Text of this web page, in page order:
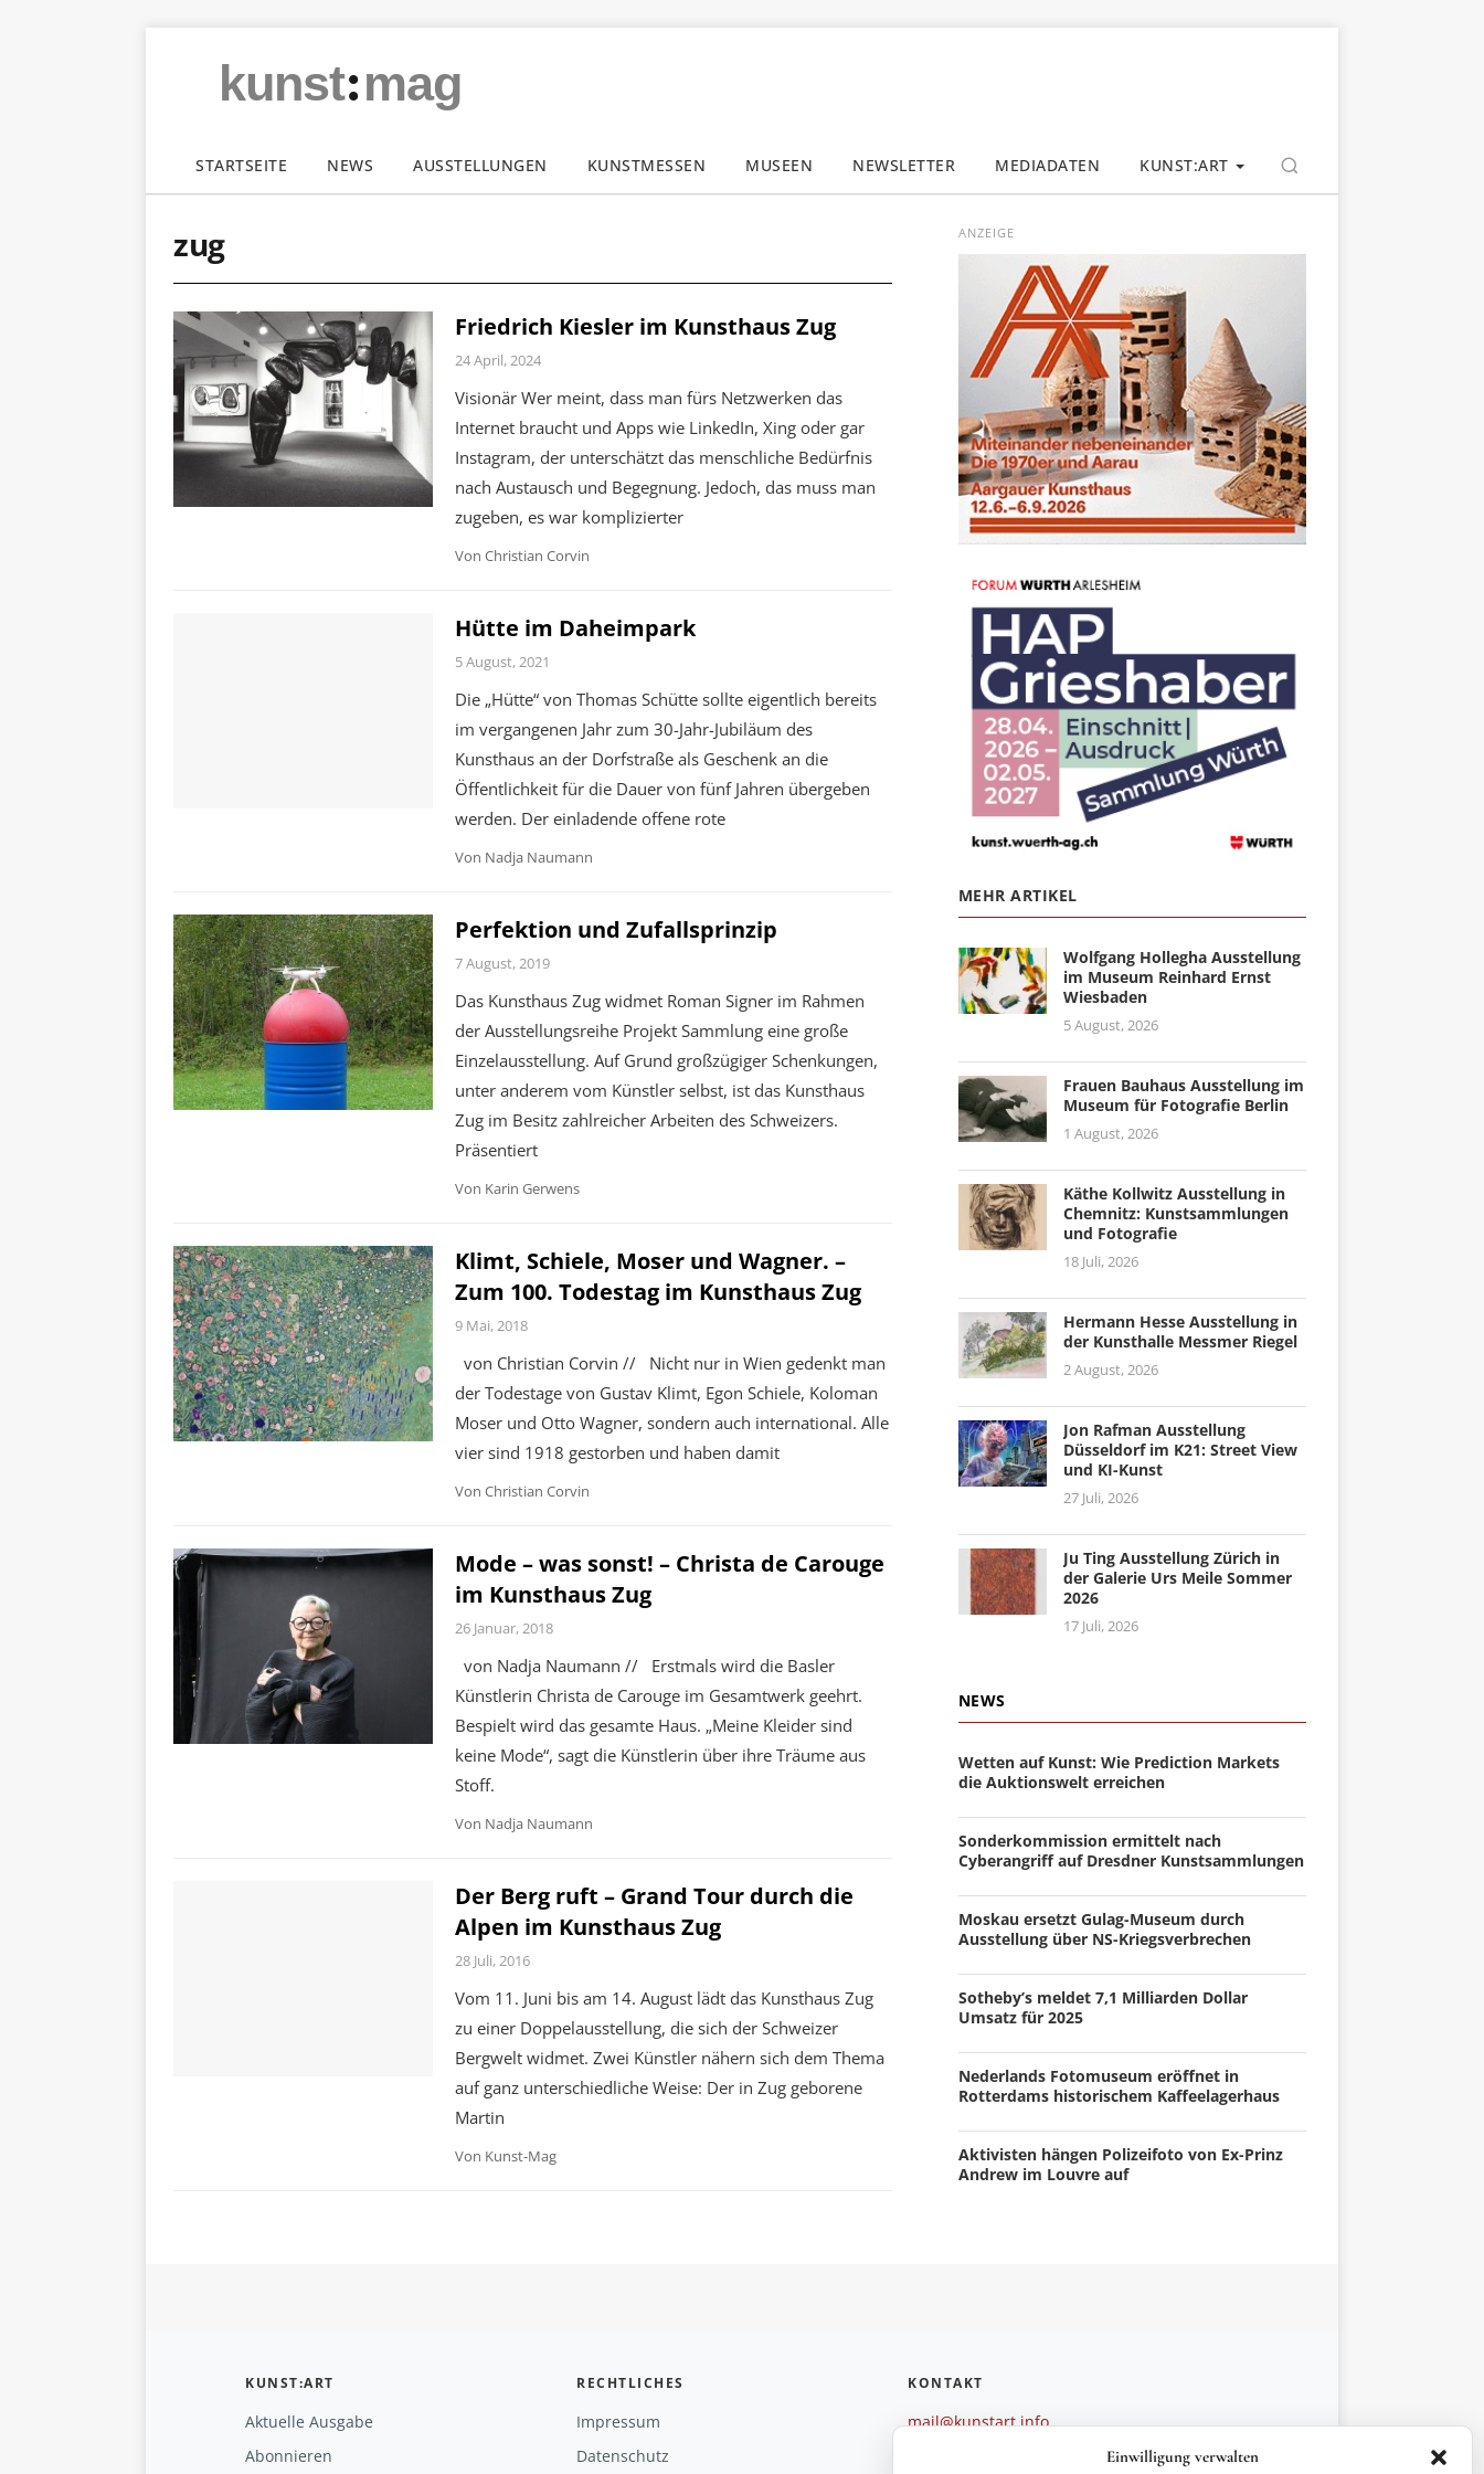
Einwilligung verwalten
kunst:mag
STARTSEITE NEWS AUSSTELLUNGEN KUNSTMESSEN MUSEEN NEWSLETTER MEDIADATEN KUNST:ART
zug
Friedrich Kiesler im Kunsthaus Zug
24 April, 2024
Visionär Wer meint, dass man fürs Netzwerken das
Internet braucht und Apps wie LinkedIn, Xing oder gar
Instagram, der unterschätzt das menschliche Bedürfnis
nach Austausch und Begegnung. Jedoch, das muss man
zugeben, es war komplizierter
Von Christian Corvin
Hütte im Daheimpark
5 August, 2021
Die „Hütte“ von Thomas Schütte sollte eigentlich bereits
im vergangenen Jahr zum 30-Jahr-Jubiläum des
Kunsthaus an der Dorfstraße als Geschenk an die
Öffentlichkeit für die Dauer von fünf Jahren übergeben
werden. Der einladende offene rote
Von Nadja Naumann
Perfektion und Zufallsprinzip
7 August, 2019
Das Kunsthaus Zug widmet Roman Signer im Rahmen
der Ausstellungsreihe Projekt Sammlung eine große
Einzelausstellung. Auf Grund großzügiger Schenkungen,
unter anderem vom Künstler selbst, ist das Kunsthaus
Zug im Besitz zahlreicher Arbeiten des Schweizers.
Präsentiert
Von Karin Gerwens
Klimt, Schiele, Moser und Wagner. –
Zum 100. Todestag im Kunsthaus Zug
9 Mai, 2018
von Christian Corvin // Nicht nur in Wien gedenkt man
der Todestage von Gustav Klimt, Egon Schiele, Koloman
Moser und Otto Wagner, sondern auch international. Alle
vier sind 1918 gestorben und haben damit
Von Christian Corvin
Mode – was sonst! – Christa de Carouge
im Kunsthaus Zug
26 Januar, 2018
von Nadja Naumann // Erstmals wird die Basler
Künstlerin Christa de Carouge im Gesamtwerk geehrt.
Bespielt wird das gesamte Haus. „Meine Kleider sind
keine Mode“, sagt die Künstlerin über ihre Träume aus
Stoff.
Von Nadja Naumann
Der Berg ruft – Grand Tour durch die
Alpen im Kunsthaus Zug
28 Juli, 2016
Vom 11. Juni bis am 14. August lädt das Kunsthaus Zug
zu einer Doppelausstellung, die sich der Schweizer
Bergwelt widmet. Zwei Künstler nähern sich dem Thema
auf ganz unterschiedliche Weise: Der in Zug geborene
Martin
Von Kunst-Mag
ANZEIGE
MEHR ARTIKEL
Wolfgang Hollegha Ausstellung
im Museum Reinhard Ernst
Wiesbaden
5 August, 2026
Frauen Bauhaus Ausstellung im
Museum für Fotografie Berlin
1 August, 2026
Käthe Kollwitz Ausstellung in
Chemnitz: Kunstsammlungen
und Fotografie
18 Juli, 2026
Hermann Hesse Ausstellung in
der Kunsthalle Messmer Riegel
2 August, 2026
Jon Rafman Ausstellung
Düsseldorf im K21: Street View
und KI-Kunst
27 Juli, 2026
Ju Ting Ausstellung Zürich in
der Galerie Urs Meile Sommer
2026
17 Juli, 2026
NEWS
Wetten auf Kunst: Wie Prediction Markets
die Auktionswelt erreichen
Sonderkommission ermittelt nach
Cyberangriff auf Dresdner Kunstsammlungen
Moskau ersetzt Gulag-Museum durch
Ausstellung über NS-Kriegsverbrechen
Sotheby’s meldet 7,1 Milliarden Dollar
Umsatz für 2025
Nederlands Fotomuseum eröffnet in
Rotterdams historischem Kaffeelagerhaus
Aktivisten hängen Polizeifoto von Ex-Prinz
Andrew im Louvre auf
KUNST:ART
Aktuelle Ausgabe
Abonnieren
RECHTLICHES
Impressum
Datenschutz
KONTAKT
mail@kunstart.info